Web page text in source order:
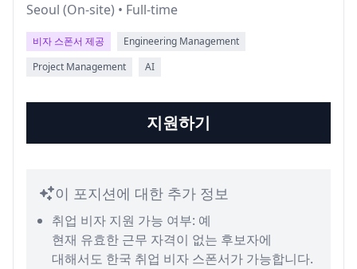
Seoul (On-site) • Full-time
비자 스폰서 제공
Engineering Management
Project Management
AI
지원하기
이 포지션에 대한 추가 정보
취업 비자 지원 가능 여부: 예
현재 유효한 근무 자격이 없는 후보자에
대해서도 한국 취업 비자 스폰서가 가능합니다.